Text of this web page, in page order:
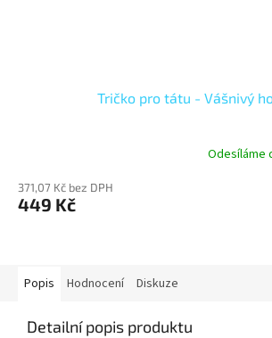
Tričko pro tátu - Vášnivý
Odesíláme
371,07 Kč bez DPH
449 Kč
Popis Hodnocení Diskuze
Detailní popis produktu